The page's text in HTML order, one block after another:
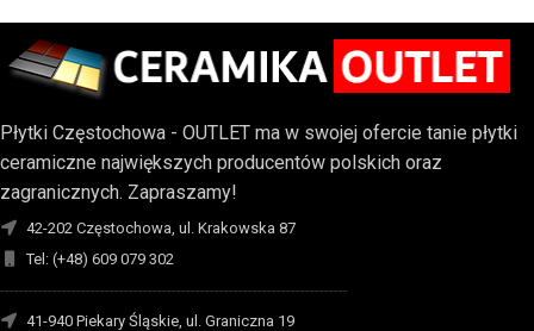
Płytki Częstochowa - OUTLET ma w swojej ofercie tanie płytki
ceramiczne największych producentów polskich oraz
zagranicznych. Zapraszamy!
42-202 Częstochowa, ul. Krakowska 87
Tel: (+48) 609 079 302
-------------------------------------------------------------------------
41-940 Piekary Śląskie, ul. Graniczna 19